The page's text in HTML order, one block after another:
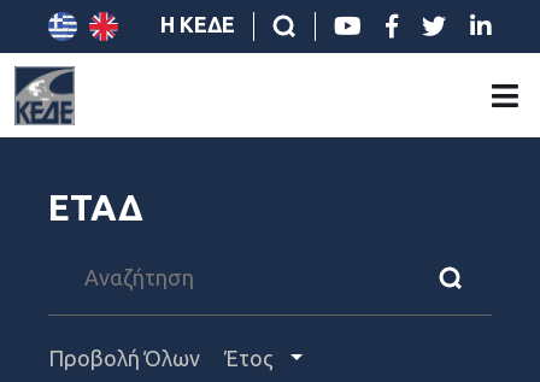
Η ΚΕΔΕ
ΕΤΑΔ
Προβολή Όλων Έτος